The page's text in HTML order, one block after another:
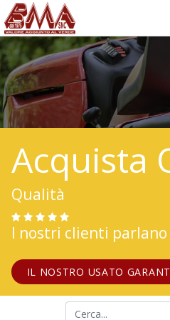
Acquista
Qualità
I nostri clienti
IL NOSTRO USATO